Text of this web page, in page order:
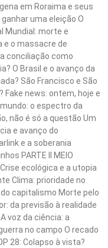
em Roraima e seus
uma eleição O
Mundial: morte e
e o massacre de
conciliação como
O Brasil e o avanço da
São Francisco e São
Fake news: ontem, hoje e
o espectro da
não é só a questão Um
e avanço do
e a soberania
PARTE II MEIO
Crise ecológica e a utopia
Clima: prioridade no
capitalismo Morte pelo
da previsão à realidade
voz da ciência: a
no campo O recado
28: Colapso à vista?